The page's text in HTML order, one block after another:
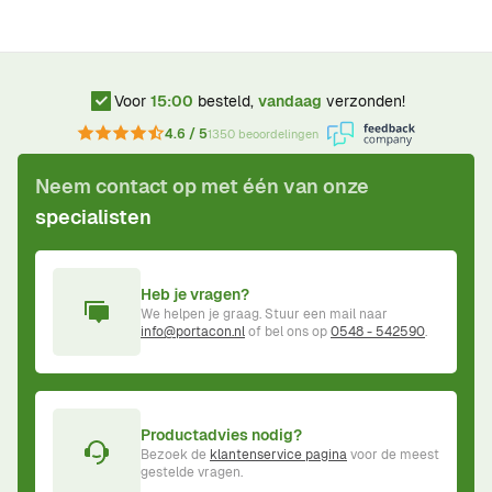
Voor 15:00 besteld, vandaag verzonden!
4.6 / 51350 beoordelingen
Neem contact op met één van onze
specialisten
Heb je vragen?
We helpen je graag. Stuur een mail naar
info@portacon.nlof bel ons op0548 - 542590.
Productadvies nodig?
Bezoek de klantenservice paginavoor de meest
gestelde vragen.